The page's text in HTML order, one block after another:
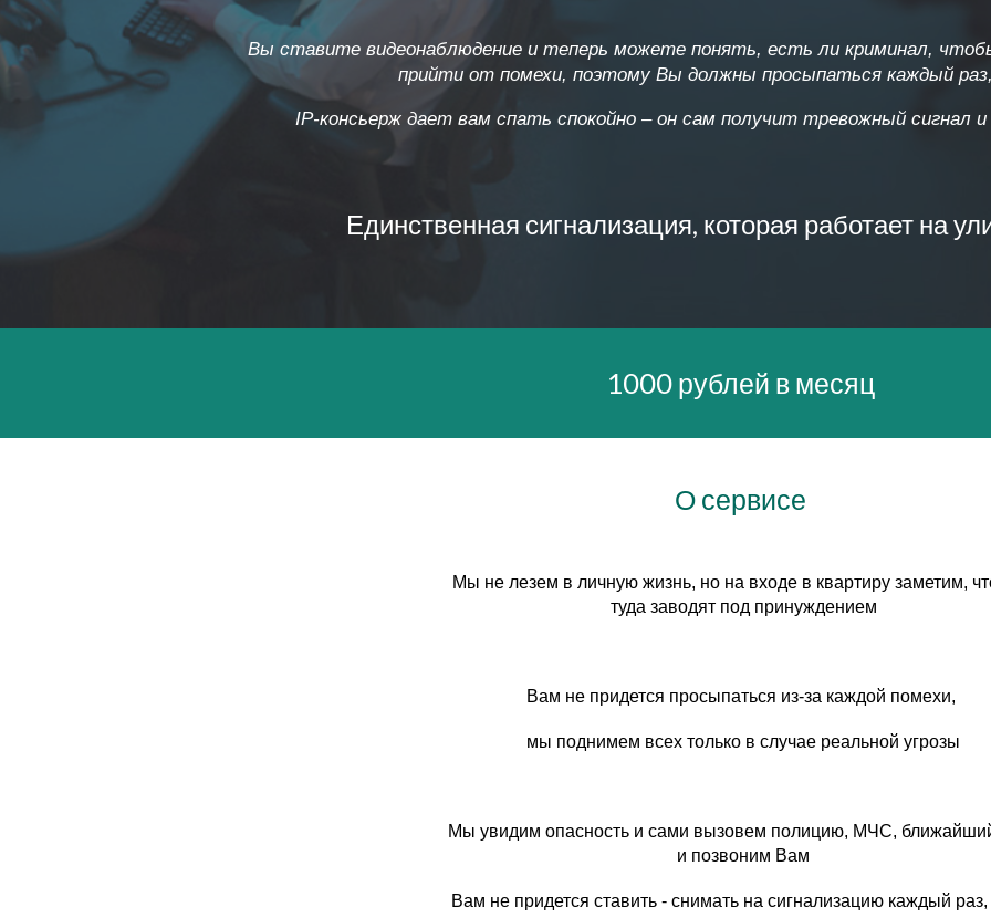
Вы ставите видеонаблюдение и теперь можете понять, есть ли криминал,
прийти от помехи, поэтому Вы должны просыпаться каждый раз,
IP-консьерж дает вам спать спокойно – он сам получит тревожный сигнал
Единственная сигнализация, которая работает на
1000 рублей в месяц
О сервисе
Мы не лезем в личную жизнь, но на входе в квартиру заметим,
туда заводят под принуждением
Вам не придется просыпаться из-за каждой помехи,
мы поднимем всех только в случае реальной угрозы
Мы увидим опасность и сами вызовем полицию, МЧС,
и позвоним Вам
Вам не придется ставить - снимать на сигнализацию каждый раз,